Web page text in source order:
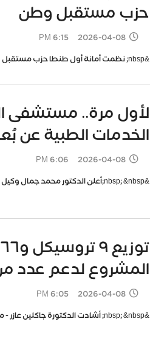
حزب مستقبل وطن
2026-04-08 6:15 PM
&nbsp; نظمت أمانة أول طنطا حزب مستقبل وطن&quot; فاعليات مبادرة فرحتنا&nbsp; &quot;لتجهيز&nbsp; العرا
لأول مرة.. مستشفى
الخدمات الطبية عن
2026-04-08 6:06 PM
&nbsp; &nbsp;أعلن الدكتور محمد جمال وكيل وزارة الصحة بأسيوط عن إطلاق مستشفى الرمد بأسيوط موقع إلكترو
المشروع لدعم عدد من
2026-04-08 6:05 PM
&nbsp; &nbsp; أشادت الدكتورة جاكلين عازر - محافظ البحيرة، بمشروع &quot;المرونة&quot; والذي يمثل نموذ